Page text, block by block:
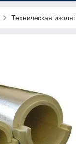
Техническая